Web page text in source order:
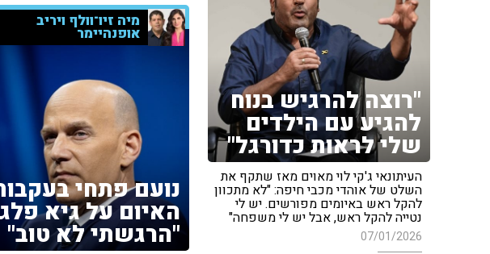
"רוצה להרגיש בנוח
להגיע עם הילדים
שלי לראות כדורגל"
העיתונאי ג'קי לוי מאוים מאז שתקף את
השלט של אוהדי מכבי חיפה: "לא מתכוון
להקל ראש באיומים מפורשים. יש לי
נטייה להקל ראש, אבל יש לי משפחה"
07/01/2026
מיה זיו־וולף ויריב
אופנהיימר
נועם פתחי
האיום על גיא
"הרגשתי לא טוב"